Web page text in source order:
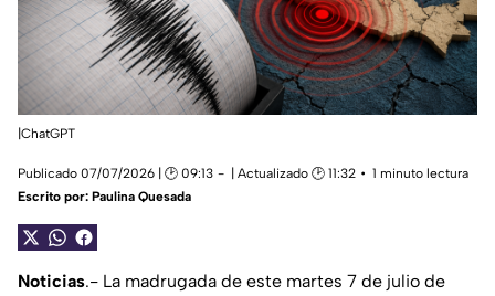
|ChatGPT
Publicado 07/07/2026 | 🕑 09:13 | Actualizado 🕑 11:32
1 minuto lectura
Escrito por: Paulina Quesada
Noticias.- La madrugada de este martes 7 de julio de